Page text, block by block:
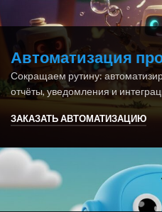
Автоматизация
Сокращаем рутину:
отчёты, уведомления и
ЗАКАЗАТЬ АВТОМАТИЗАЦИЮ